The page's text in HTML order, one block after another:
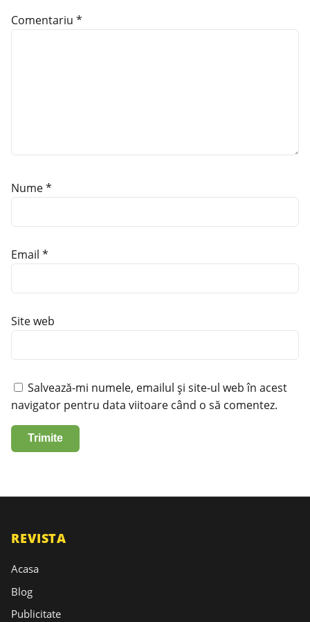
Comentariu *
Nume*
Email *
Site web
Salvează-mi numele, emailul și site-ul web în acest
navigator pentru data viitoare când o să comentez.
REVISTA
Acasa
Blog
Publicitate